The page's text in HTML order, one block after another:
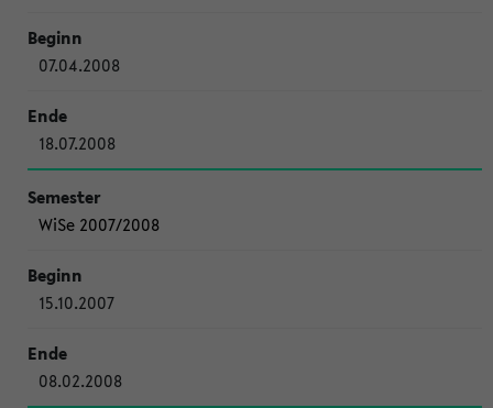
07.04.2008
18.07.2008
WiSe 2007/2008
15.10.2007
08.02.2008